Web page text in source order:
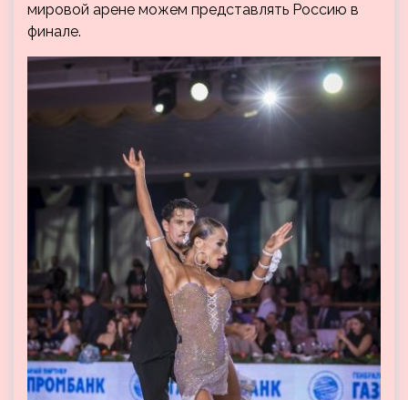
мировой арене можем представлять Россию в
финале.